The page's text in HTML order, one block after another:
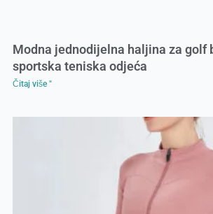
Modna jednodijelna haljina za golf
sportska teniska odjeća
Čitaj više "